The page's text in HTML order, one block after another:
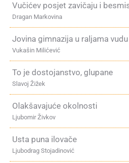
Vučićev posjet zavičaju i
Dragan Markovina
Jovina gimnazija u raljama
Vukašin Milićević
To je dostojanstvo, glupane
Slavoj Žižek
Olakšavajuće okolnosti
Ljubomir Živkov
Usta puna ilovače
Ljubodrag Stojadinović